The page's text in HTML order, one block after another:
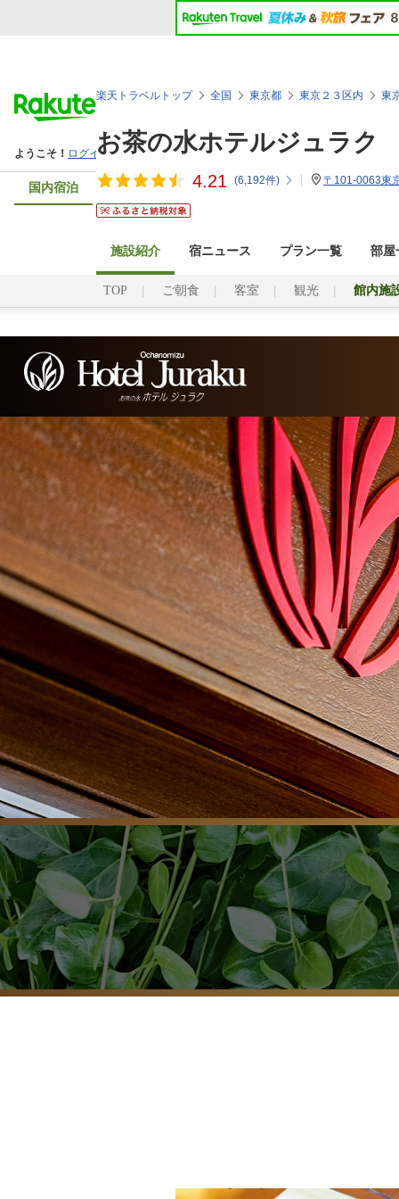
国内宿泊 交通＋宿 レンタカー 高速バス・ツア
楽天トラベルトップ 全国 東京都 東京２３区内 東
お茶の水ホテルジュラク
4.21 (6,192件) 〒101-0063東
施設紹介 宿ニュース プラン一覧 部屋
TOP ご朝食 客室 観光 館内施